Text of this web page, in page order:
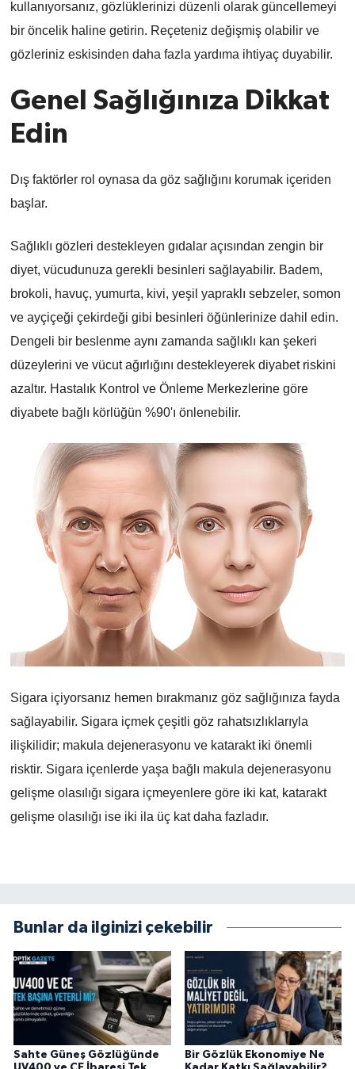
kullanıyorsanız, gözlüklerinizi düzenli olarak güncellemeyi
bir öncelik haline getirin. Reçeteniz değişmiş olabilir ve
gözleriniz eskisinden daha fazla yardıma ihtiyaç duyabilir.
Genel Sağlığınıza Dikkat
Edin
Dış faktörler rol oynasa da göz sağlığını korumak içeriden
başlar.
Sağlıklı gözleri destekleyen gıdalar açısından zengin bir
diyet, vücudunuza gerekli besinleri sağlayabilir. Badem,
brokoli, havuç, yumurta, kivi, yeşil yapraklı sebzeler, somon
ve ayçiçeği çekirdeği gibi besinleri öğünlerinize dahil edin.
Dengeli bir beslenme aynı zamanda sağlıklı kan şekeri
düzeylerini ve vücut ağırlığını destekleyerek diyabet riskini
azaltır. Hastalık Kontrol ve Önleme Merkezlerine göre
diyabete bağlı körlüğün %90'ı önlenebilir.
Sigara içiyorsanız hemen bırakmanız göz sağlığınıza fayda
sağlayabilir. Sigara içmek çeşitli göz rahatsızlıklarıyla
ilişkilidir; makula dejenerasyonu ve katarakt iki önemli
risktir. Sigara içenlerde yaşa bağlı makula dejenerasyonu
gelişme olasılığı sigara içmeyenlere göre iki kat, katarakt
gelişme olasılığı ise iki ila üç kat daha fazladır.
Bunlar da ilginizi çekebilir
Sahte Güneş Gözlüğünde
Bir Gözlük Ekonomiye Ne